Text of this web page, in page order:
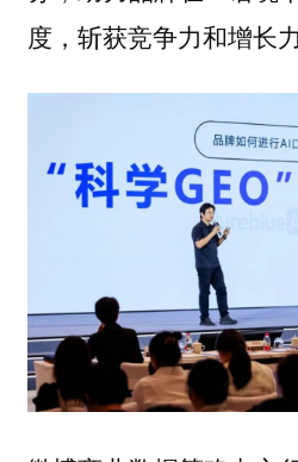
度，斩获竞争力和增长力